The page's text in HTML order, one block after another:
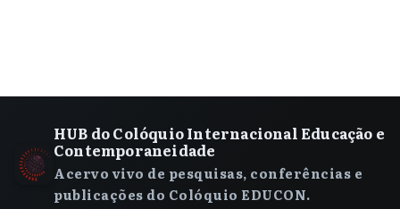
HUB do Colóquio Internacional Educação e
Contemporaneidade
Acervo vivo de pesquisas, conferências e
publicações do Colóquio EDUCON.